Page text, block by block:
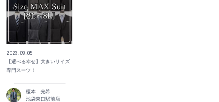
2023.09.05
【選べる幸せ】大きいサイズ
専門スーツ！
榎本 光希
池袋東口駅前店